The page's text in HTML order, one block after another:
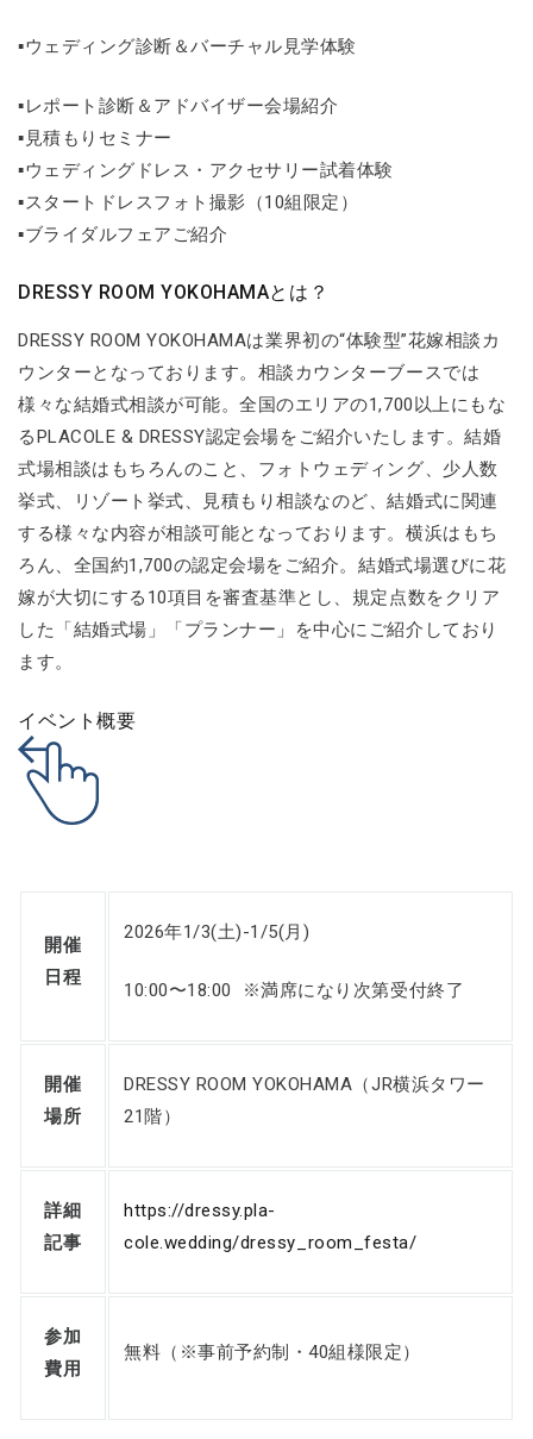
▪️ウェディング診断＆バーチャル見学体験
▪️レポート診断＆アドバイザー会場紹介
▪️見積もりセミナー
▪️ウェディングドレス・アクセサリー試着体験
▪️スタートドレスフォト撮影（10組限定）
▪️ブライダルフェアご紹介
DRESSY ROOM YOKOHAMAとは？
DRESSY ROOM YOKOHAMAは業界初の“体験型”花嫁相談カ
ウンターとなっております。相談カウンターブースでは
様々な結婚式相談が可能。全国のエリアの1,700以上にもな
るPLACOLE & DRESSY認定会場をご紹介いたします。結婚
式場相談はもちろんのこと、フォトウェディング、少人数
挙式、リゾート挙式、見積もり相談なのど、結婚式に関連
する様々な内容が相談可能となっております。横浜はもち
ろん、全国約1,700の認定会場をご紹介。結婚式場選びに花
嫁が大切にする10項目を審査基準とし、規定点数をクリア
した「結婚式場」「プランナー」を中心にご紹介しており
ます。
イベント概要
開催
日程
2026年1/3(土)-1/5(月)
10:00〜18:00 ※満席になり次第受付終了
開催
場所
DRESSY ROOM YOKOHAMA（JR横浜タワー
21階）
詳細
記事
https://dressy.pla-
cole.wedding/dressy_room_festa/
参加
費用
無料（※事前予約制・40組様限定）